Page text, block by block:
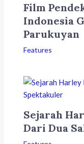
Film
Indonesia
Parukuyan
Features
Sejarah
Dari Dua